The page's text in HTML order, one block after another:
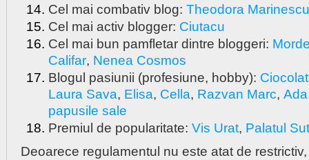
Cel mai combativ blog: Theodora Marinescu
Cel mai activ blogger: Ciutacu
Cel mai bun pamfletar dintre bloggeri:
Califar, Nenea Cosmos
Blogul pasiunii (profesiune, hobby):
Laura Sava, Elisa, Cella, Razvan Marc,
papusile sale
Premiul de popularitate: Vis Urat, Palatul
Deoarece regulamentul nu este atat de